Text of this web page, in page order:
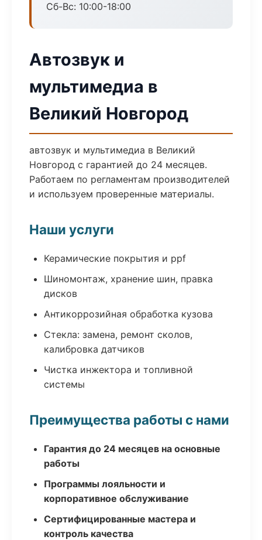
Сб-Вс: 10:00-18:00
Автозвук и
мультимедиа в
Великий Новгород
автозвук и мультимедиа в Великий
Новгород с гарантией до 24 месяцев.
Работаем по регламентам производителей
и используем проверенные материалы.
Наши услуги
Керамические покрытия и ppf
Шиномонтаж, хранение шин, правка
дисков
Антикоррозийная обработка кузова
Стекла: замена, ремонт сколов,
калибровка датчиков
Чистка инжектора и топливной
системы
Преимущества работы с нами
Гарантия до 24 месяцев на основные
работы
Программы лояльности и
корпоративное обслуживание
Сертифицированные мастера и
контроль качества